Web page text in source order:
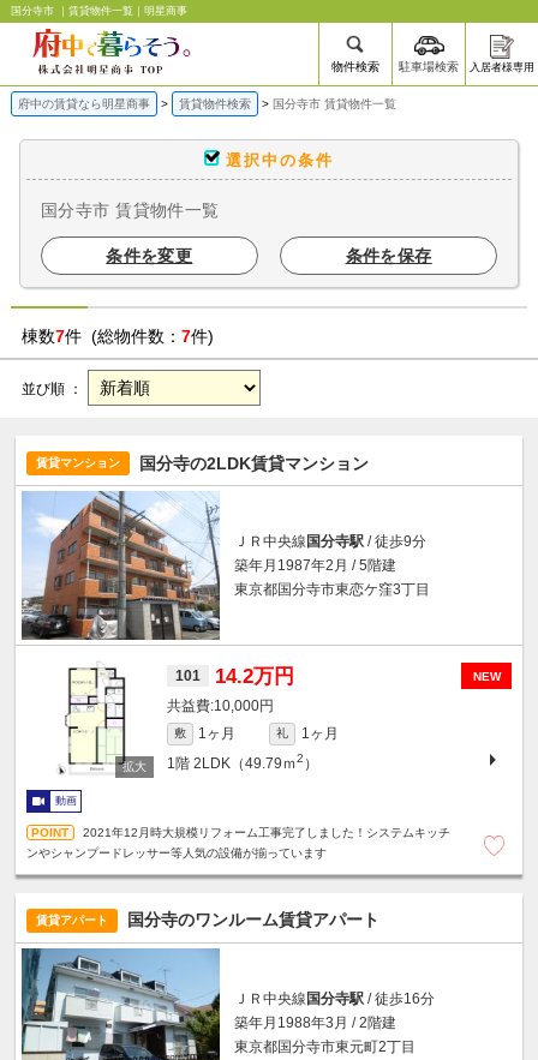
国分寺市 ｜賃貸物件一覧｜明星商事
物件検索 駐車場検索 入居者様専用
府中の賃貸なら明星商事 賃貸物件検索 国分寺市 賃貸物件一覧
選択中の条件
国分寺市 賃貸物件一覧
条件を変更 条件を保存
棟数7件 (総物件数： 7件)
並び順 ：
賃貸マンション 国分寺の2LDK賃貸マンション
ＪＲ中央線 国分寺駅 / 徒歩9分
築年月1987年2月 / 5階建
東京都国分寺市東恋ケ窪3丁目
NEW
101 14.2万円
10,000円
敷 1ヶ月 礼
1ヶ月
1階 2LDK（49.79ｍ2 ）
動画
2021年12月時大規模リフォーム工事完了しました！システムキッチ
ンやシャンプードレッサー等人気の設備が揃っています
賃貸アパート 国分寺のワンルーム賃貸アパート
ＪＲ中央線国分寺駅 / 徒歩16分
築年月1988年3月 / 2階建
東京都国分寺市東元町2丁目